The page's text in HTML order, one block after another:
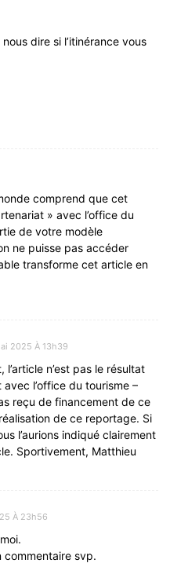
nous dire si l’itinérance vous
comprend que cet
» avec l’office du
de votre modèle
ne puisse pas accéder
transforme cet article en
2025 À 13h39
l’article n’est pas le résultat
avec l’office du tourisme –
reçu de financement de ce
de ce reportage. Si
l’aurions indiqué clairement
Sportivement, Matthieu
À 23h56
commentaire svp.